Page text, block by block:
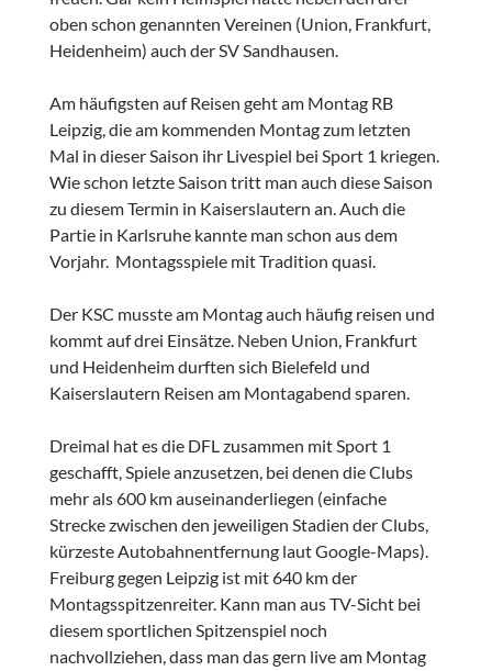
oben schon genannten Vereinen (Union, Frankfurt,
Heidenheim) auch der SV Sandhausen.
Am häufigsten auf Reisen geht am Montag RB
Leipzig, die am kommenden Montag zum letzten
Mal in dieser Saison ihr Livespiel bei Sport 1 kriegen.
Wie schon letzte Saison tritt man auch diese Saison
zu diesem Termin in Kaiserslautern an. Auch die
Partie in Karlsruhe kannte man schon aus dem
Vorjahr. Montagsspiele mit Tradition quasi.
Der KSC musste am Montag auch häufig reisen und
kommt auf drei Einsätze. Neben Union, Frankfurt
und Heidenheim durften sich Bielefeld und
Kaiserslautern Reisen am Montagabend sparen.
Dreimal hat es die DFL zusammen mit Sport 1
geschafft, Spiele anzusetzen, bei denen die Clubs
mehr als 600 km auseinanderliegen (einfache
Strecke zwischen den jeweiligen Stadien der Clubs,
kürzeste Autobahnentfernung laut Google-Maps).
Freiburg gegen Leipzig ist mit 640 km der
Montagsspitzenreiter. Kann man aus TV-Sicht bei
diesem sportlichen Spitzenspiel noch
nachvollziehen, dass man das gern live am Montag